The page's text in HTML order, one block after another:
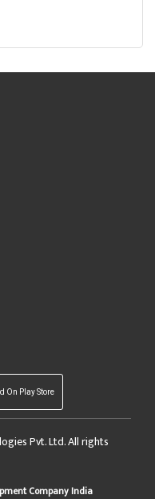
On Play Store
Pvt. Ltd. All rights
Company India